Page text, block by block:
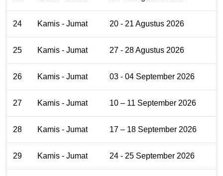
24 Kamis - Jumat 20 - 21 Agustus 2026
25 Kamis - Jumat 27 - 28 Agustus 2026
26 Kamis - Jumat 03 - 04 September 2026
27 Kamis - Jumat 10 – 11 September 2026
28 Kamis - Jumat 17 – 18 September 2026
29 Kamis - Jumat 24 - 25 September 2026